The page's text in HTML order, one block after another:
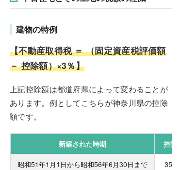
建物の特例
【不動産取得税 ＝ （固定資産税評価額
－ 控除額）×3％】
上記控除額は都道府県によって変わることが
あります。例としてこちらが神奈川県の控除
額です。
新築された時期 控除額
昭和51年1月1日から昭和56年6月30日まで 350万